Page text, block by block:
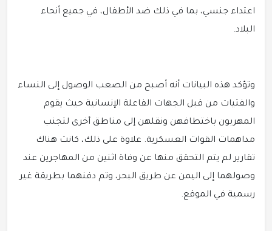
اعتداء جنسي، بما في ذلك ضد الأطفال، في جميع أنحاء
البلاد.
وتؤكد هذه البيانات أنه أصبح من الصعب الوصول إلى النساء
والفتيات من قبل الجهات الفاعلة الإنسانية حيث يقوم
المهربون باختطافهن ونقلهن إلى مناطق أخرى لتجنب
مداهمات القوات العسكرية. علاوة على ذلك، كانت هناك
تقارير لم يتم التحقق منها عن وفاة اثنين من المهاجرين عند
وصولهما إلى اليمن عن طريق البحر، وتم دفنهما بطريقة غير
رسمية في الموقع.